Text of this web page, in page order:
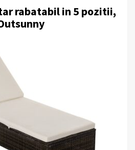
rabatabil in 5 pozitii,